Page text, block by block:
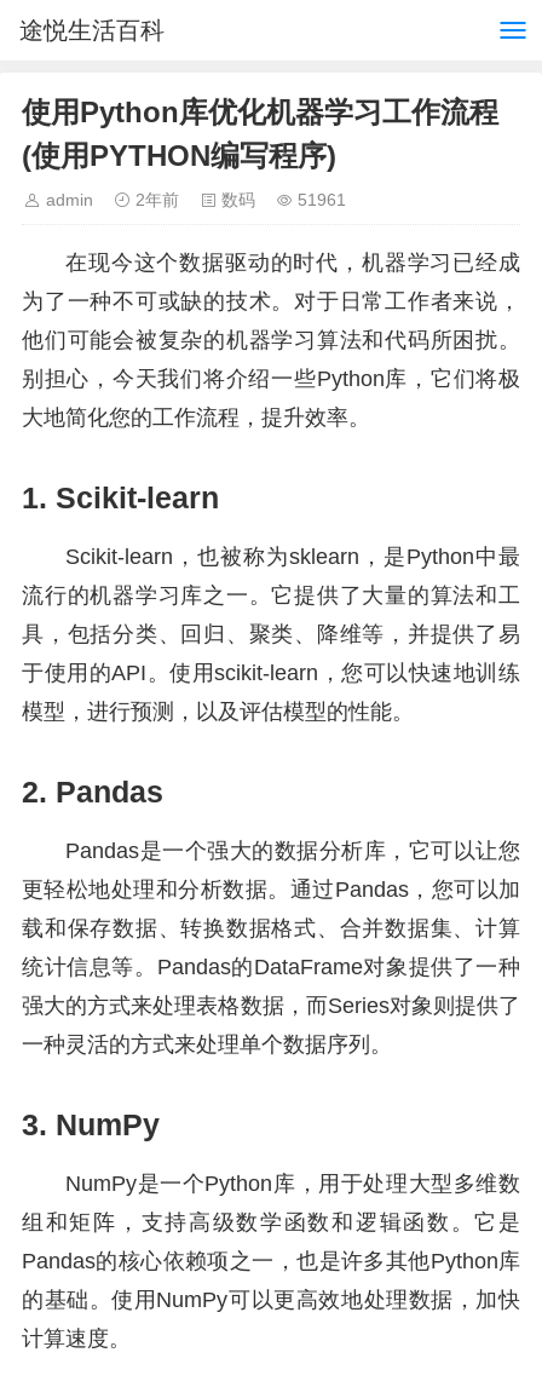
途悦生活百科
使用Python库优化机器学习工作流程
(使用PYTHON编写程序)
admin 2年前 数码 51961
在现今这个数据驱动的时代，机器学习已经成
为了一种不可或缺的技术。对于日常工作者来说，
他们可能会被复杂的机器学习算法和代码所困扰。
别担心，今天我们将介绍一些Python库，它们将极
大地简化您的工作流程，提升效率。
1. Scikit-learn
Scikit-learn，也被称为sklearn，是Python中最
流行的机器学习库之一。它提供了大量的算法和工
具，包括分类、回归、聚类、降维等，并提供了易
于使用的API。使用scikit-learn，您可以快速地训练
模型，进行预测，以及评估模型的性能。
2. Pandas
Pandas是一个强大的数据分析库，它可以让您
更轻松地处理和分析数据。通过Pandas，您可以加
载和保存数据、转换数据格式、合并数据集、计算
统计信息等。Pandas的DataFrame对象提供了一种
强大的方式来处理表格数据，而Series对象则提供了
一种灵活的方式来处理单个数据序列。
3. NumPy
NumPy是一个Python库，用于处理大型多维数
组和矩阵，支持高级数学函数和逻辑函数。它是
Pandas的核心依赖项之一，也是许多其他Python库
的基础。使用NumPy可以更高效地处理数据，加快
计算速度。